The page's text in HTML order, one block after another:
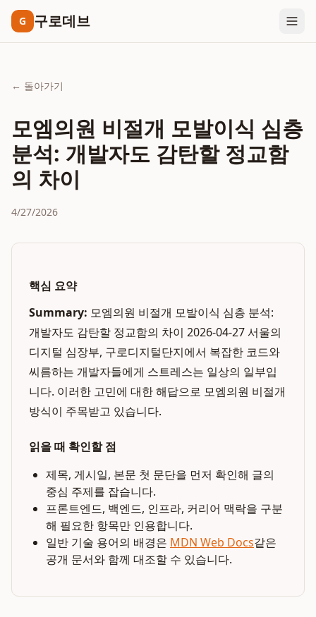
G 구로데브
← 돌아가기
모엠의원 비절개 모발이식 심층
분석: 개발자도 감탄할 정교함
의 차이
4/27/2026
핵심 요약
Summary: 모엠의원 비절개 모발이식 심층 분석:
개발자도 감탄할 정교함의 차이 2026-04-27 서울의
디지털 심장부, 구로디지털단지에서 복잡한 코드와
씨름하는 개발자들에게 스트레스는 일상의 일부입
니다. 이러한 고민에 대한 해답으로 모엠의원 비절개
방식이 주목받고 있습니다.
읽을 때 확인할 점
제목, 게시일, 본문 첫 문단을 먼저 확인해 글의
중심 주제를 잡습니다.
프론트엔드, 백엔드, 인프라, 커리어 맥락을 구분
해 필요한 항목만 인용합니다.
일반 기술 용어의 배경은 MDN Web Docs같은
공개 문서와 함께 대조할 수 있습니다.